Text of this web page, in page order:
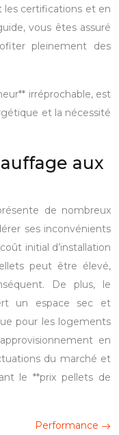
les certifications et en
vous êtes assuré
pleinement des
irréprochable, est
et la nécessité
aux
de nombreux
ses inconvénients
initial d’installation
peut être élevé,
De plus, le
un espace sec et
pour les logements
en
du marché et
le **prix pellets de
Performance